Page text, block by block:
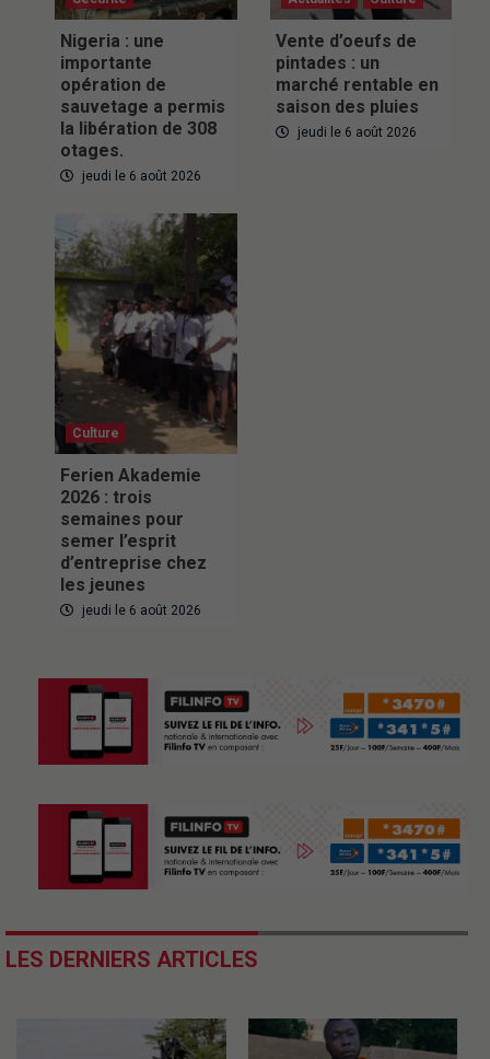
Nigeria : une
importante
opération de
sauvetage a permis
la libération de 308
otages.
jeudi le 6 août 2026
Vente d’oeufs de
pintades : un
marché rentable en
saison des pluies
jeudi le 6 août 2026
Culture
Ferien Akademie
2026 : trois
semaines pour
semer l’esprit
d’entreprise chez
les jeunes
jeudi le 6 août 2026
LES DERNIERS ARTICLES